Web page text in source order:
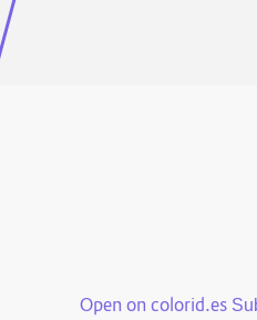
Open on colorid.es